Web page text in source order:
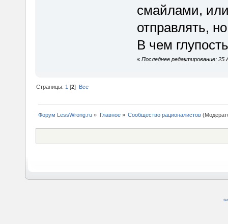
смайлами,
отправлять,
В чем
« Последнее редактирование: 25
Страницы:1 [2] Все
Форум LessWrong.ru » Главное» Сообщество рационалистов